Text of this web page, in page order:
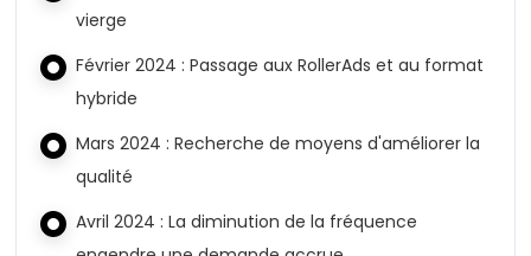
vierge
Février 2024 : Passage aux RollerAds et au format
hybride
Mars 2024 : Recherche de moyens d'améliorer la
qualité
Avril 2024 : La diminution de la fréquence